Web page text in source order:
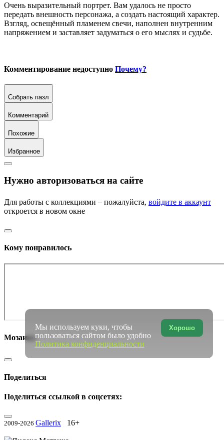
Очень выразительный портрет. Вам удалось не просто
передать внешность персонажа, а создать настоящий характер.
Взгляд, освещённый пламенем свечи, наполнен внутренним
напряжением и заставляет задуматься о его мыслях и судьбе.
Комментирование недоступно Почему?
Собрать пазл
Комментарий
Похожие
Избранное
Нужно авторизоваться на сайте
Для работы с коллекциями – пожалуйста, войдите в аккаунт
откроется в новом окне
Кому понравилось
Мозаика
Поделиться
Поделиться ссылкой в соцсетях:
2009-2026 Gallerix 16+
Хорошо
Мы используем куки, чтобы
пользоваться сайтом было удобно
Политика конфиденциальности